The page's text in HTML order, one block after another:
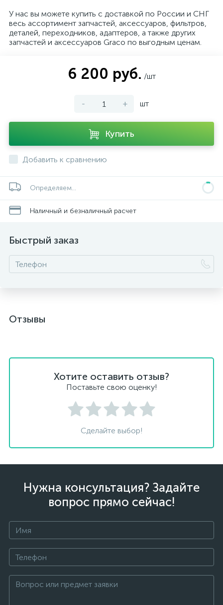
У нас вы можете купить с доставкой по России и СНГ
весь ассортимент запчастей, аксессуаров, фильтров,
деталей, переходников, адаптеров, а также других
запчастей и аксессуаров Graco по выгодным ценам.
6 200 руб. /шт
- + шт
Купить
Добавить к сравнению
Определяем...
Наличный и безналичный расчет
Быстрый заказ
Отзывы
Хотите оставить отзыв?
Поставьте свою оценку!
Сделайте выбор!
Нужна консультация? Задайте
вопрос прямо сейчас!